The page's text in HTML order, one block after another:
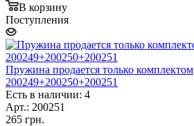
В корзину
Поступления
Пружина продается только комплектом
200249+200250+200251
Есть в наличии: 4
Арт.: 200251
265 грн.